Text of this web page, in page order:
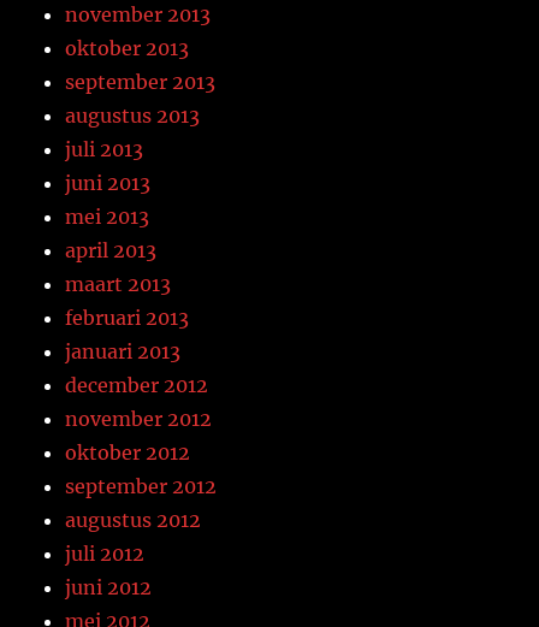
november 2013
oktober 2013
september 2013
augustus 2013
juli 2013
juni 2013
mei 2013
april 2013
maart 2013
februari 2013
januari 2013
december 2012
november 2012
oktober 2012
september 2012
augustus 2012
juli 2012
juni 2012
mei 2012